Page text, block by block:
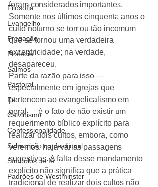
Filosofia
Evangelho
Pregação
Profecia
Salmos
Pastoral
Fé
Calvinismo
Confessionalidade
Subscrição confessional
Símbolos de fé
Padrões de Westminster
foram considerados importantes.
Somente nos últimos cinquenta anos o
culto noturno se tornou tão incomum
que se tornou uma verdadeira
excentricidade; na verdade,
desapareceu.
Parte da razão para isso —
especialmente em igrejas que
pertencem ao evangelicalismo em
geral — é o fato de não existir um
requerimento bíblico explícito para
realizar dois cultos, embora, como
veremos, haja várias passagens
sugestivas. A falta desse mandamento
explícito não significa que a prática
tradicional de realizar dois cultos não